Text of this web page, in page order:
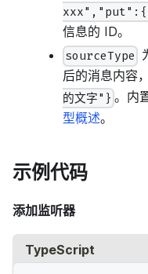
信息的 ID。
sourceType
后的消息内容
的文字"} 。内
型概述。
示例代码
添加监听器
TypeScript